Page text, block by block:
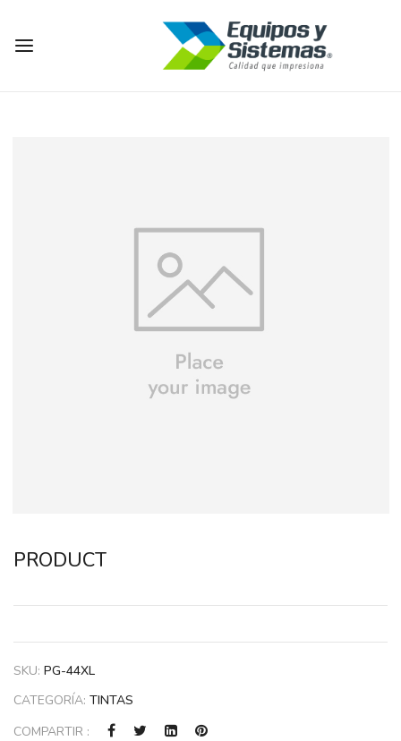
PRODUCT
SKU: PG-44XL
CATEGORÍA: TINTAS
COMPARTIR :